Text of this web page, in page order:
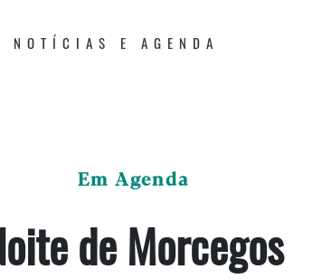
NOTÍCIAS E AGENDA
Em Agenda
de Morcegos